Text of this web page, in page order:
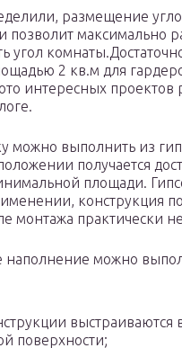
размещение
позволит максимально
угол
2 кв.м для
интересных
можно выполнить из
получается
площади.
конструкция
монтажа практически
наполнение можно
выстраиваются
поверхности;